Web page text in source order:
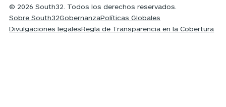
© 2026 South32. Todos los derechos reservados.
Sobre South32GobernanzaPolíticas Globales
Divulgaciones legalesRegla de Transparencia en la Cobertura